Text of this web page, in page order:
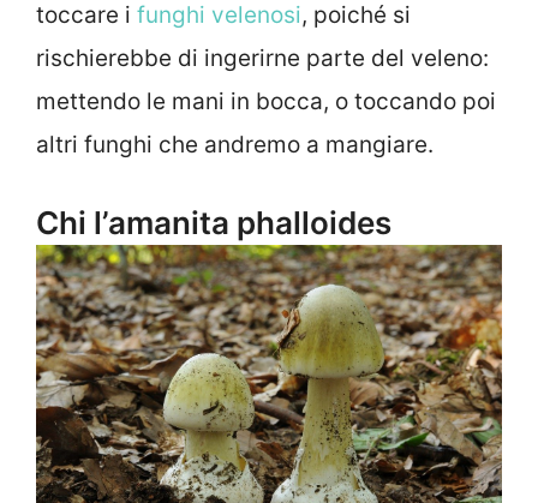
toccare i funghi velenosi, poiché si
rischierebbe di ingerirne parte del veleno:
mettendo le mani in bocca, o toccando poi
altri funghi che andremo a mangiare.
Chi l’amanita phalloides